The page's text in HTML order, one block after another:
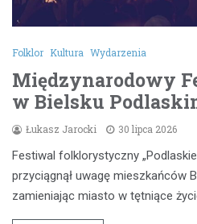
Folklor Kultura Wydarzenia
Międzynarodowy
w Bielsku
Łukasz Jarocki 30 lipca 2026
Festiwal folklorystyczny
przyciągnął uwagę mieszkańców
zamieniając miasto w tętniące